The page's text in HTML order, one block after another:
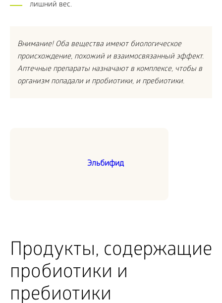
лишний вес.
Внимание! Оба вещества имеют биологическое
происхождение, похожий и взаимосвязанный эффект.
Аптечные препараты назначают в комплексе, чтобы в
организм попадали и пробиотики, и пребиотики.
Эльбифид
Продукты, содержащие
пробиотики и
пребиотики